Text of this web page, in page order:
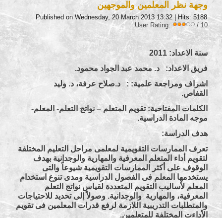
وجهة نظر المعلمين والموجهين
Published on Wednesday, 20 March 2013 13:32| Hits: 5188
User Rating:
/ 10
سنة الاعداد: 2011
فريق الاعداد: د. محمد عبد الجواد محمود.
اشراف ومراجعة علمية: : د.صلاح عرفة، د. وليد
القفاص.
الكلمات المفتاحية: تقويم المتعلم – نواتج التعلم- المعلم-
موجه المادة الدراسية.
هدف الدراسة:
تعرف الممارسات التقويمية لمعلمى مراحل التعليم المختلفة
لتقويم أداء المتعلم المعرفية والمهارية والوجدانية بهدف
الوقوف على أكثر الممارسات التقويمية شيوعاً والتى
يستخدمها المعلم فى الفصول الدراسية ومدى تنوع استخدام
المعلم لأساليب التقويم المتعددة لقياس نواتج التعلم
المعرفية، والمهارية والوجدانية. وصولاً إلى تحديد للاحتياجات
والمتطلبات التدريبية اللازمة لرفع قدرات المعلمين فى تقويم
الأداءت المختلفة للمتعلمين.